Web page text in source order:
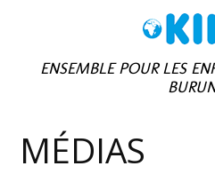
ENSEMBLE POUR LES
MÉDIAS